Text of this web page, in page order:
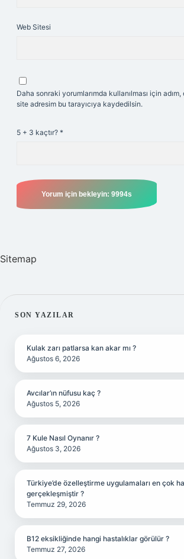
Web Sitesi
Daha sonraki yorumlarımda kullanılması için
site adresim bu tarayıcıya kaydedilsin.
5 + 3 kaçtır? *
Sitemap
SIDEBAR
SON YAZILAR
Kulak zarı patlarsa kan akar mı ?
Ağustos 6, 2026
Avcılar’ın nüfusu kaç ?
Ağustos 5, 2026
7 Kule Nasıl Oynanır ?
Ağustos 3, 2026
Türkiye’de özelleştirme uygulamaları en çok
gerçekleşmiştir ?
Temmuz 29, 2026
B12 eksikliğinde hangi hastalıklar görülür ?
Temmuz 27, 2026